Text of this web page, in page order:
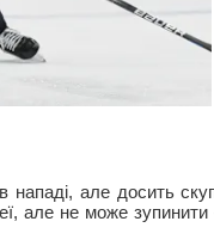
нападі, але досить
але не може зупинити